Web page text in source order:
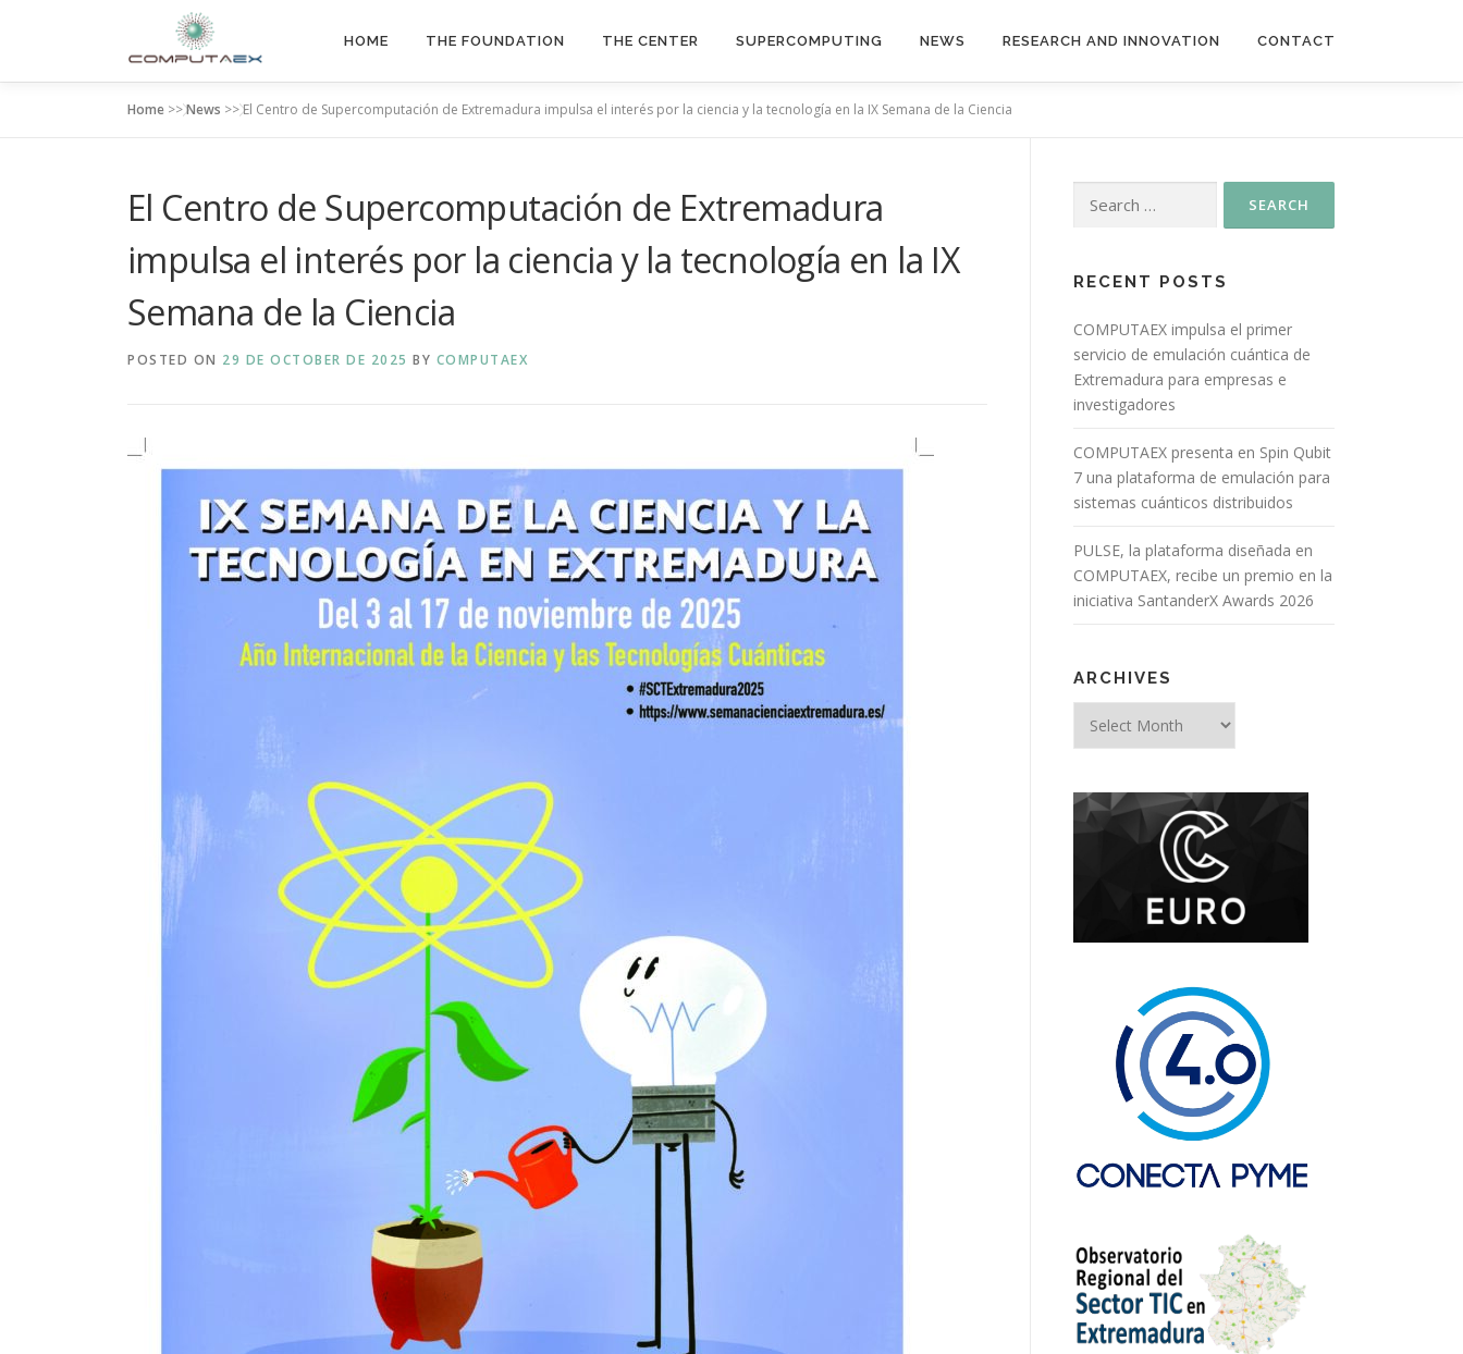
HOME THE FOUNDATION THE CENTER SUPERCOMPUTING NEWS RESEARCH AND INNOVATION CONTACT
Home >>News >>El Centro de Supercomputación de Extremadura impulsa el interés por la ciencia y la tecnología en la IX Semana de la Ciencia
El Centro de Supercomputación de Extremadura
impulsa el interés por la ciencia y la tecnología en la IX
Semana de la Ciencia
POSTED ON 29 DE OCTOBER DE 2025 BY COMPUTAEX
RECENT POSTS
COMPUTAEX impulsa el primer
servicio de emulación cuántica de
Extremadura para empresas e
investigadores
COMPUTAEX presenta en Spin Qubit
7 una plataforma de emulación para
sistemas cuánticos distribuidos
PULSE, la plataforma diseñada en
COMPUTAEX, recibe un premio en la
iniciativa SantanderX Awards 2026
ARCHIVES